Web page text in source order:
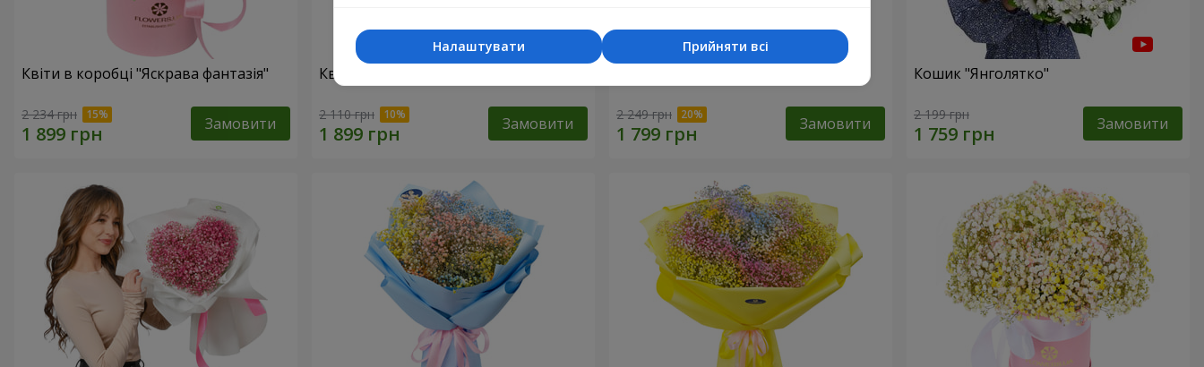
Квіти в коробці "Яскрава фантазія"
2 234 грн Замовити
Квіти в коробці "Соломія"
2 110 грн Замовити 2 249 грн Замовити
Кошик "Янголятко"
2 199 грн Замовити
Прийняти всі
Налаштувати